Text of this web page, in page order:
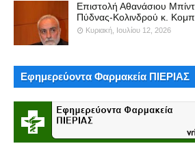
Επιστολή Αθανάσιου
Πύδνας-Κολινδρού κ.
Κυριακή, Ιουλίου 12, 2026
Εφημερεύοντα Φαρμακεία ΠΙΕΡΙΑΣ